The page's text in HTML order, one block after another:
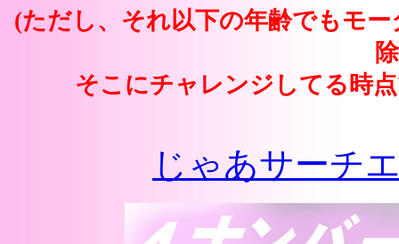
(ただし、それ以下の年齢でもモ
そこにチャレンジしてる時
じゃあサーチ